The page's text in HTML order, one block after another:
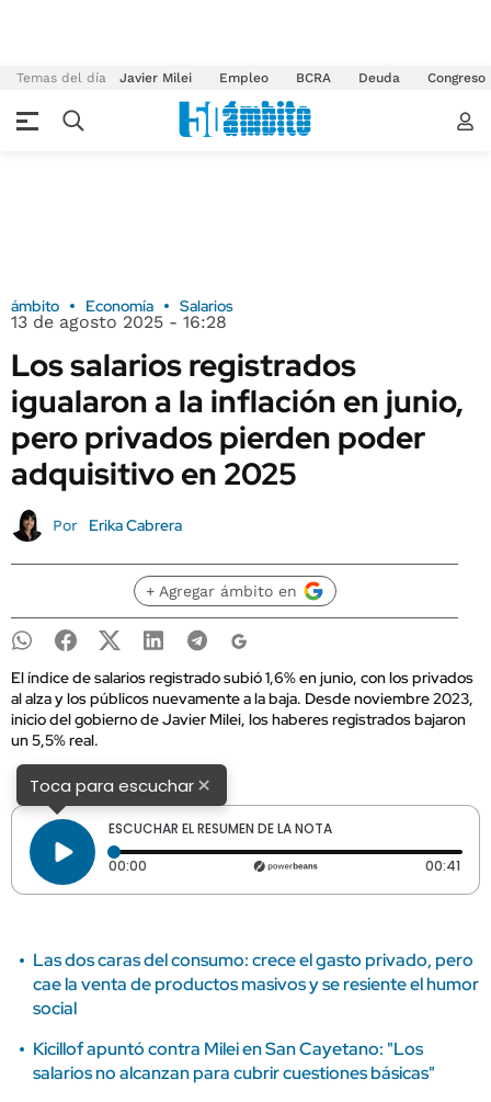
Temas del día Javier Milei Empleo BCRA Deuda Congreso
ámbito Economía Salarios
13 de agosto 2025 - 16:28
Los salarios registrados
igualaron a la inflación en junio,
pero privados pierden poder
adquisitivo en 2025
Por Erika Cabrera
+ Agregar ámbito en
El índice de salarios registrado subió 1,6% en junio, con los privados
al alza y los públicos nuevamente a la baja. Desde noviembre 2023,
inicio del gobierno de Javier Milei, los haberes registrados bajaron
un 5,5% real.
Toca para escuchar×
ESCUCHAR EL RESUMEN DE LA NOTA
00:00 Tiempo transcurrido: 0 segundos 00:41
Las dos caras del consumo: crece el gasto privado, pero
cae la venta de productos masivos y se resiente el humor
social
Kicillof apuntó contra Milei en San Cayetano: "Los
salarios no alcanzan para cubrir cuestiones básicas"